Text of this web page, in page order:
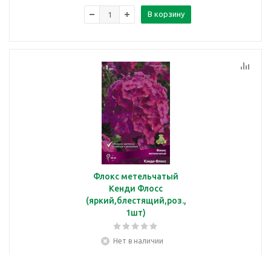
В корзину
Флокс метельчатый
Кенди Флосс
(яркий,блестящий,роз.,
1шт)
Нет в наличии